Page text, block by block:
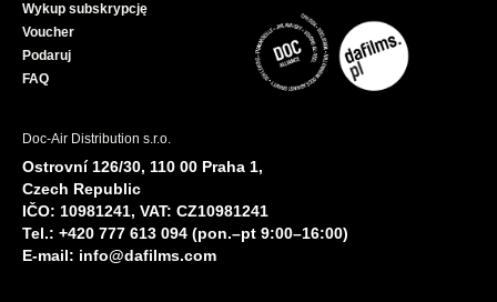
Wykup subskrypcję
Voucher
Podaruj
FAQ
Doc-Air Distribution s.r.o.
Ostrovní 126/30, 110 00 Praha 1,
Czech Republic
IČO: 10981241, VAT: CZ10981241
Tel.: +420 777 613 094 (pon.–pt 9:00–16:00)
E-mail: info@dafilms.com